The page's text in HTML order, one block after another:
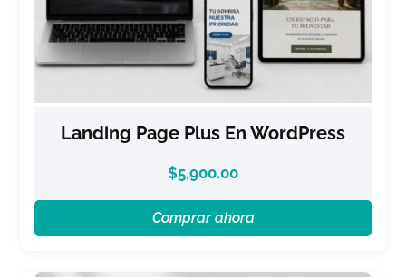
Landing Page Plus En WordPress
$5,900.00
Comprar ahora